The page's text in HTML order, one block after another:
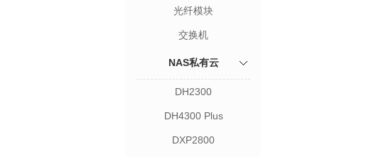
光纤模块
交换机
NAS私有云
DH2300
DH4300 Plus
DXP2800